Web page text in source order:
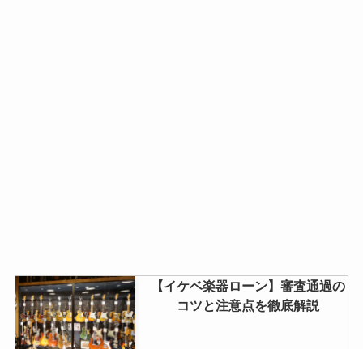
【イケベ楽器ローン】審査通過の
コツと注意点を徹底解説